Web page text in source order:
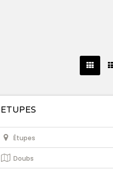
ETUPES
Étupes
Doubs